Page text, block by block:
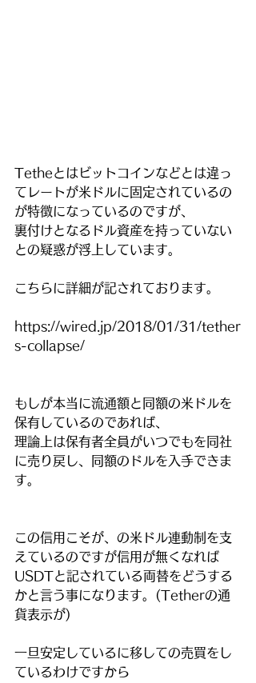
Tetheとはビットコインなどとは違っ
てレートが米ドルに固定されているの
が特徴になっているのですが、
裏付けとなるドル資産を持っていない
との疑惑が浮上しています。
こちらに詳細が記されております。
https://wired.jp/2018/01/31/tether
s-collapse/
もしが本当に流通額と同額の米ドルを
保有しているのであれば、
理論上は保有者全員がいつでもを同社
に売り戻し、同額のドルを入手できま
す。
この信用こそが、の米ドル連動制を支
えているのですが信用が無くなれば
USDTと記されている両替をどうする
かと言う事になります。(Tetherの通
貨表示が)
一旦安定しているに移しての売買をし
ているわけですから